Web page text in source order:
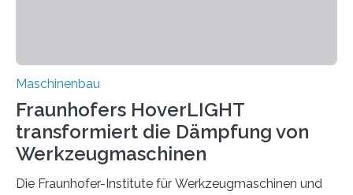
Maschinenbau
Fraunhofers HoverLIGHT
transformiert die Dämpfung von
Werkzeugmaschinen
Die Fraunhofer-Institute für Werkzeugmaschinen und